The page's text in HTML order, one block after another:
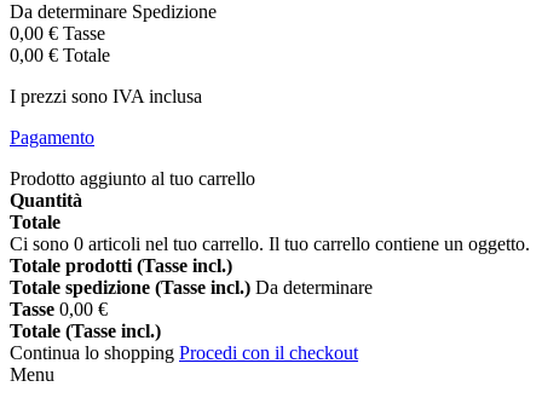
Da determinare Spedizione
0,00 € Tasse
0,00 € Totale
I prezzi sono IVA inclusa
Pagamento
Prodotto aggiunto al tuo carrello
Quantità
Totale
Ci sono 0 articoli nel tuo carrello. Il tuo carrello contiene un oggetto.
Totale prodotti (Tasse incl.)
Totale spedizione (Tasse incl.) Da determinare
Tasse 0,00 €
Totale (Tasse incl.)
Continua lo shopping Procedi con il checkout
Menu